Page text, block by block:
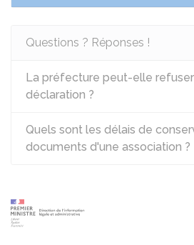
Questions ? Réponses !
La préfecture peut-elle
déclaration ?
Quels sont les délais de
documents d'une association ?